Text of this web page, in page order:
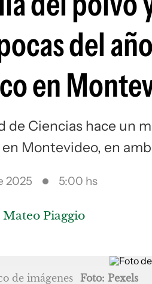
del
en
de Ciencias hace un
Montevideo, en
2025 5:00 hs
Mateo Piaggio
de imágenes Foto: Pexels